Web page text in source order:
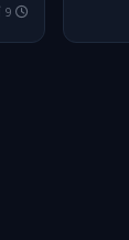
9 أغسطس 2026 — 5:50 AM